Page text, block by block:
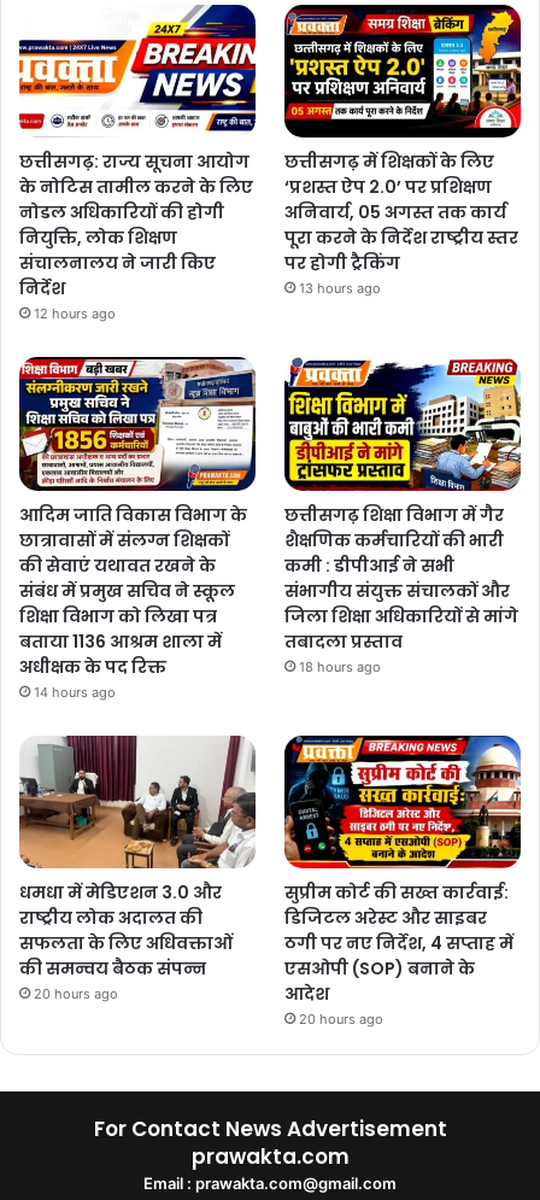
छत्तीसगढ़: राज्य सूचना आयोग
के नोटिस तामील करने के लिए
नोडल अधिकारियों की होगी
नियुक्ति, लोक शिक्षण
संचालनालय ने जारी किए
निर्देश
12 hours ago
छत्तीसगढ़ में शिक्षकों के लिए
‘प्रशस्त ऐप 2.0’ पर प्रशिक्षण
अनिवार्य, 05 अगस्त तक कार्य
पूरा करने के निर्देश राष्ट्रीय स्तर
पर होगी ट्रैकिंग
13 hours ago
आदिम जाति विकास विभाग के
छात्रावासों में संलग्न शिक्षकों
की सेवाएं यथावत रखने के
संबंध में प्रमुख सचिव ने स्कूल
शिक्षा विभाग को लिखा पत्र
बताया 1136 आश्रम शाला में
अधीक्षक के पद रिक्त
14 hours ago
छत्तीसगढ़ शिक्षा विभाग में गैर
शैक्षणिक कर्मचारियों की भारी
कमी : डीपीआई ने सभी
संभागीय संयुक्त संचालकों और
जिला शिक्षा अधिकारियों से मांगे
तबादला प्रस्ताव
18 hours ago
धमधा में मेडिएशन 3.0 और
राष्ट्रीय लोक अदालत की
सफलता के लिए अधिवक्ताओं
की समन्वय बैठक संपन्न
20 hours ago
सुप्रीम कोर्ट की सख्त कार्रवाई:
डिजिटल अरेस्ट और साइबर
ठगी पर नए निर्देश, 4 सप्ताह में
एसओपी (SOP) बनाने के
आदेश
20 hours ago
For Contact News Advertisement
prawakta.com
Email : prawakta.com@gmail.com